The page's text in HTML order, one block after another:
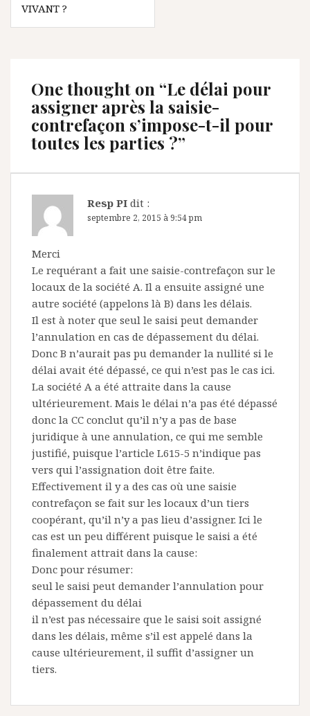
VIVANT ?
One thought on “Le délai pour
assigner après la saisie-
contrefaçon s’impose-t-il pour
toutes les parties ?”
Resp PI dit :
septembre 2, 2015 à 9:54 pm
Merci
Le requérant a fait une saisie-contrefaçon sur le
locaux de la société A. Il a ensuite assigné une
autre société (appelons là B) dans les délais.
Il est à noter que seul le saisi peut demander
l’annulation en cas de dépassement du délai.
Donc B n’aurait pas pu demander la nullité si le
délai avait été dépassé, ce qui n’est pas le cas ici.
La société A a été attraite dans la cause
ultérieurement. Mais le délai n’a pas été dépassé
donc la CC conclut qu’il n’y a pas de base
juridique à une annulation, ce qui me semble
justifié, puisque l’article L615-5 n’indique pas
vers qui l’assignation doit être faite.
Effectivement il y a des cas où une saisie
contrefaçon se fait sur les locaux d’un tiers
coopérant, qu’il n’y a pas lieu d’assigner. Ici le
cas est un peu différent puisque le saisi a été
finalement attrait dans la cause:
Donc pour résumer:
seul le saisi peut demander l’annulation pour
dépassement du délai
il n’est pas nécessaire que le saisi soit assigné
dans les délais, même s’il est appelé dans la
cause ultérieurement, il suffit d’assigner un
tiers.